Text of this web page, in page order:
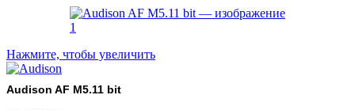
Нажмите, чтобы увеличить
Audison AF M5.11 bit